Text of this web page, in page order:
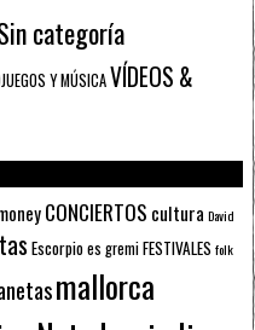
categoría
Y MÚSICAVÍDEOS &
CONCIERTOS cultura David
Escorpioes gremiFESTIVALES folk
mallorca